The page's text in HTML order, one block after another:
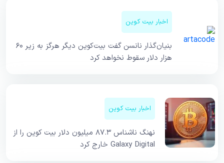
اخبار بیت کوین
بنیان‌گذار نانسن گفت بیت‌کوین دیگر هرگز به زیر ۶۰
هزار دلار سقوط نخواهد کرد
اخبار بیت کوین
نهنگ ناشناس ۸۷.۳ میلیون دلار بیت کوین را از
Galaxy Digital خارج کرد